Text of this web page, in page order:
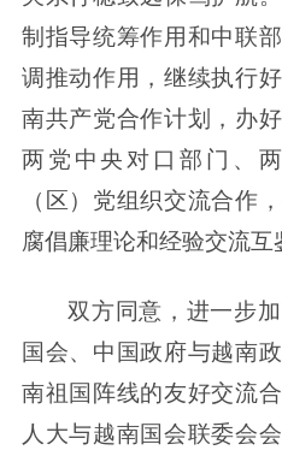
制指导统筹作用和中联
调推动作用，继续执行
南共产党合作计划，办
两党中央对口部门、
（区）党组织交流合作
腐倡廉理论和经验交流互
双方同意，进一步
国会、中国政府与越南
南祖国阵线的友好交流
人大与越南国会联委会